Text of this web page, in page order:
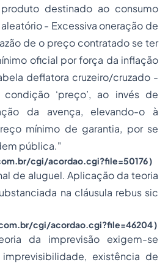
destinado ao consumo
- Excessiva oneração de
de o preço contratado se ter
oficial por força da inflação
deflatora cruzeiro/cruzado -
‘preço’, ao invés de
da avença, elevando-o à
mínimo de garantia, por se
pública."
cgi/acordao.cgi?file=50176)
de aluguel. Aplicação da teoria
na cláusula rebus sic
cgi/acordao.cgi?file=46204)
da imprevisão exigem-se
existência de